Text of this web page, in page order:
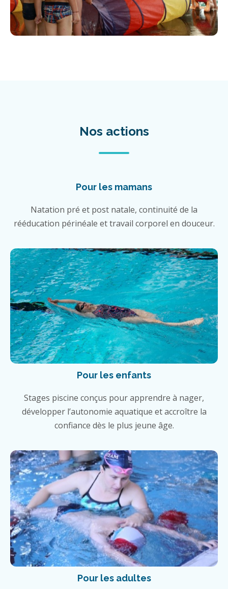
Nos actions
Pour les mamans
Natation pré et post natale, continuité de la
rééducation périnéale et travail corporel en douceur.
Pour les enfants
Stages piscine conçus pour apprendre à nager,
développer l’autonomie aquatique et accroître la
confiance dès le plus jeune âge.
Pour les adultes